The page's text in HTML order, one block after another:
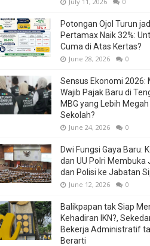
Potongan Ojol Turun
Pertamax Naik 32%:
Cuma di Atas Kertas?
June 28, 2026 0
Sensus Ekonomi 2026:
Wajib Pajak Baru di
MBG yang Lebih
Sekolah?
June 24, 2026 0
Dwi Fungsi Gaya Baru:
dan UU Polri Membuka
dan Polisi ke Jabatan
June 12, 2026 0
Balikpapan tak Siap
Kehadiran IKN?,
Bekerja Administratif
Berarti